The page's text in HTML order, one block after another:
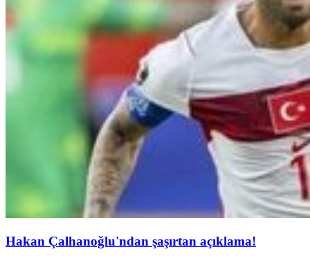
Hakan Çalhanoğlu'ndan şaşırtan açıklama!